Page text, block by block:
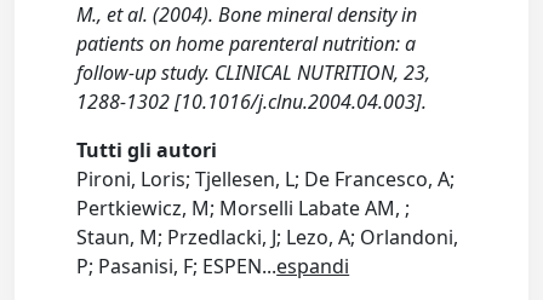
M., et al. (2004). Bone mineral density in
patients on home parenteral nutrition: a
follow-up study. CLINICAL NUTRITION, 23,
1288-1302 [10.1016/j.clnu.2004.04.003].
Tutti gli autori
Pironi, Loris; Tjellesen, L; De Francesco, A;
Pertkiewicz, M; Morselli Labate AM, ;
Staun, M; Przedlacki, J; Lezo, A; Orlandoni,
P; Pasanisi, F; ESPEN...espandi